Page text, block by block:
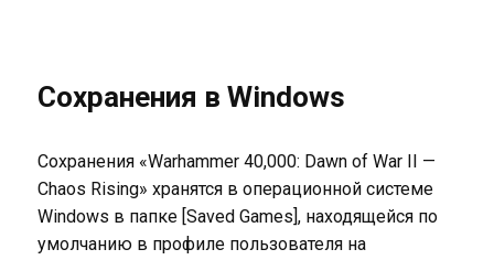
Сохранения в Windows
Сохранения «Warhammer 40,000: Dawn of War II —
Chaos Rising» хранятся в операционной системе
Windows в папке [Saved Games], находящейся по
умолчанию в профиле пользователя на